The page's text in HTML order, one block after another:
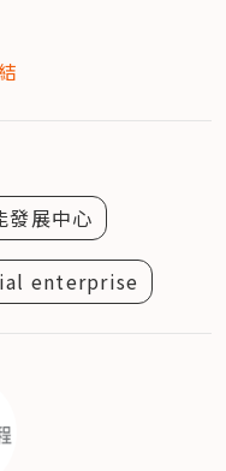
發展中心
enterprise